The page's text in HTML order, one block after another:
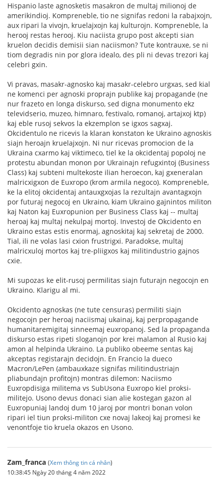
Hispanio laste agnosketis masakron de multaj milionoj de
amerikindioj. Kompreneble, tio ne signifas redoni la rabajxojn,
aux ripari la vivojn, kruelajxojn kaj kulturojn. Kompreneble, la
herooj restas herooj. Kiu naciista grupo post akcepti sian
kruelon decidis demisii sian naciismon? Tute kontrauxe, se ni
tiom degradis nin por glora idealo, des pli ni devas trezori kaj
celebri gxin.
Vi pravas, masakr-agnosko kaj masakr-celebro urgxas, sed kial
ne komenci per agnoski proprajn publike kaj propagande (ne
nur frazeto en longa diskurso, sed digna monumento ekz
televidserio, muzeo, himnaro, festivalo, romanoj, artajxoj ktp)
kaj eble rusoj sekvos la ekzemplon se igxos sagxaj.
Okcidentulo ne ricevis la klaran konstaton ke Ukraino agnoskis
siajn heroajn kruelajxojn. Ni nur ricevas promocion de la
Ukraina cxarmo kaj viktimeco, tiel ke la okcidentaj popoloj ne
protestu abundan monon por Ukrainajn refugxintoj (Business
Class) kaj subteni multekoste ilian heroecon, kaj gxeneralan
malricxigxon de Euxropo (krom armila negoco). Kompreneble,
ke la elitoj okcidentaj antauxgxojas la rezultajn avantagxojn
por futuraj negocoj en Ukraino, kiam Ukraino gajnintos militon
kaj Naton kaj Euxropunion per Business Class kaj -- multaj
heroaj kaj multaj nekulpaj mortoj. Investoj de Okcidento en
Ukraino estas estis enormaj, agnoskitaj kaj sekretaj de 2000.
Tial, ili ne volas lasi cxion frustrigxi. Paradokse, multaj
malricxuloj mortos kaj tre-pliigxos kaj militindustrio gajnos
cxie.
Mi supozas ke elit-rusoj permilitas siajn futurajn negocojn en
Ukraino. Klarigu al mi.
Okcidento agnoskas (ne tute censuras) permiliti siajn
negocojn per heroaj naciismaj ukainaj, kaj perpropagande
humanitaremigitaj sinneemaj euxropanoj. Sed la propaganda
diskurso estas ripeti sloganojn por krei malamon al Rusio kaj
amon al helpinda Ukraino. La publiko obeeme sentas kaj
akceptas registarajn decidojn. En Francio la dueco
Macron/LePen (ambauxkaze signifas militindustriajn
pliabundajn profitojn) montras dilemon: Naciismo
Euxropdisiga militema vs SubUsona Euxropo kiel proksi-
militejo. Usono devus donaci sian alie kostegan gazon al
Euxropuniaj landoj dum 10 jaroj por montri bonan volon
ripari iel tiun proksi-militon cxe novaj lakeoj kaj promesi ke
venontfoje tio kruela okazos en Usono.
Zam_franca (Xem thông tin cá nhân)
10:38:45 Ngày 20 tháng 4 năm 2022